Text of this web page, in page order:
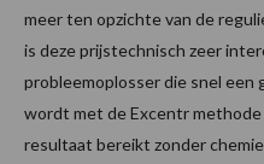
meer ten opzichte van de
is deze prijstechnisch zeer
probleemoplosser die snel
wordt met de Excentr methode
resultaat bereikt zonder